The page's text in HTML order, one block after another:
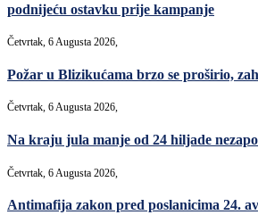
podnijeću ostavku prije kampanje
Četvrtak, 6 Augusta 2026,
Požar u Blizikućama brzo se proširio,
Četvrtak, 6 Augusta 2026,
Na kraju jula manje od 24 hiljade
Četvrtak, 6 Augusta 2026,
Antimafija zakon pred poslanicima 24.